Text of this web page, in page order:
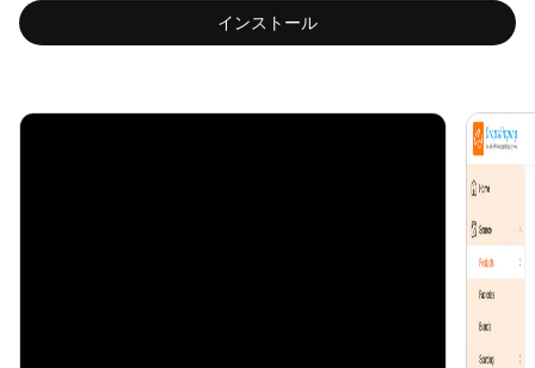
インストール